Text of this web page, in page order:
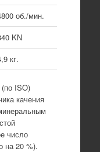
об./мин.
KN
кг.
ISO)
качения
число
на 20 %).